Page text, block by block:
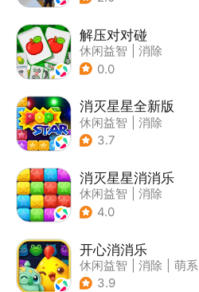
解压对对碰
休闲益智
消除
0.0
消灭星星全新版
休闲益智
消除
3.7
消灭星星消消乐
休闲益智
消除
4.0
开心消消乐
休闲益智 消除
萌系
| 乐元素
3.9